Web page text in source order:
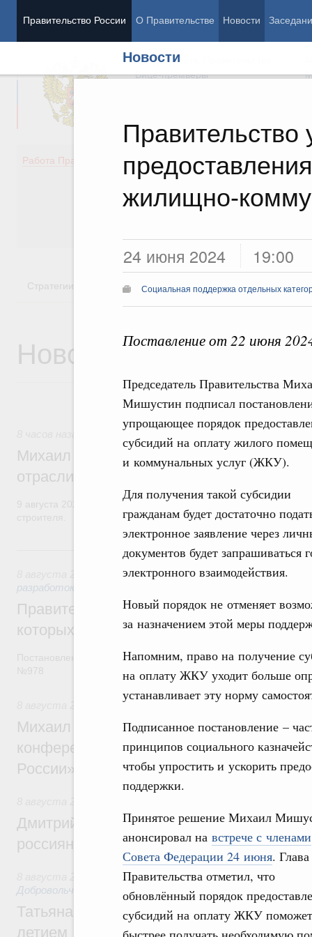
Правительство России О Правительстве Новости
Новости
Правительство
жилищно-
24 июня 2024 19:00
Социальная поддержка отдельных
Поставление от 22 июня
Председатель Правительства
Мишустин подписал
упрощающее порядок
субсидий на оплату жилого
и коммунальных услуг (ЖКУ).
Для получения такой субсидии
гражданам будет достаточно
электронное заявление через
документов будет запрашиваться
электронного взаимодействия.
Новый порядок не отменяет
за назначением этой меры
Напомним, право на получение
на оплату ЖКУ уходит больше
устанавливает эту норму
Подписанное постановление –
принципов социального
чтобы упростить и ускорить
поддержки.
Принятое решение Михаил
анонсировал на встрече с членами
Совета Федерации 24 июня. Глава
Правительства отметил, что
обновлённый порядок
субсидий на оплату ЖКУ
Председатель Правительства
Вице-премьеры
Работа Правительства
Демография
Здоровье
Культура
Стратегии Государственные программы
Новости
Регулирование в сфере строительства
Михаил Мишустин поздравил
отрасли с профессиональным
9 августа 2026 года отмечается профессиональный праздник
Вчера
Государственная политика в сфере
разработок
Правительство расширило перечень
которых освобождаются от НДФЛ
Постановление от 5 августа 2026 года
Отрасль информационных технологий
Михаил Мишустин дал поручения по
конференции «Цифровая индустрия
России»
Дмитрий Чернышенко и Михаил
россиян с Днём физкультурника
Социальные инновации. Некоммерческие
Добровольчество и волонтёрство. Благотворительность
Татьяна Голикова поздравила
летием